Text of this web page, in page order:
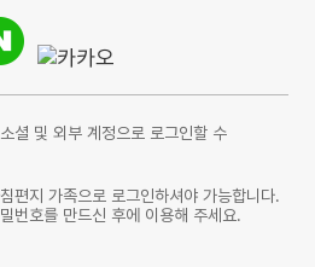
셜 및 외부 계정으로 로그인할 수
편지 가족으로 로그인하셔야 가능합니다.
번호를 만드신 후에 이용해 주세요.